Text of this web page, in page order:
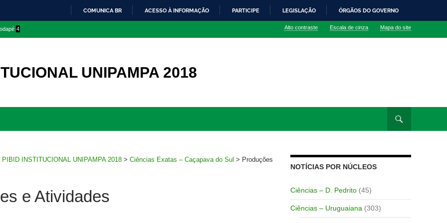
O
COMUNICA BR ACESSO À INFORMAÇÃO PARTICIPE LEGISLAÇÃO ÓRGÃOS DO GOVERNO
4 Alto contraste Escala de cinza Mapa do site
UNIPAMPA 2018
PIBID INSTITUCIONAL UNIPAMPA 2018 > Ciências Exatas – Caçapava do Sul > Produções
e Atividades
NOTÍCIAS POR NÚCLEOS
Ciências – D. Pedrito(45)
Ciências – Uruguaiana (303)